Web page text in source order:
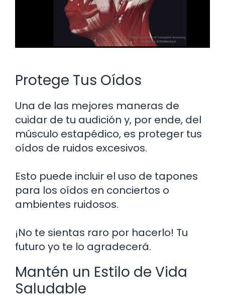
Protege Tus Oídos
Una de las mejores maneras de
cuidar de tu audición y, por ende, del
músculo estapédico, es proteger tus
oídos de ruidos excesivos.
Esto puede incluir el uso de tapones
para los oídos en conciertos o
ambientes ruidosos.
¡No te sientas raro por hacerlo! Tu
futuro yo te lo agradecerá.
Mantén un Estilo de Vida
Saludable